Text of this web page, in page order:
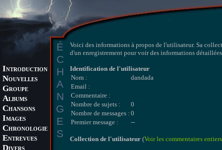
INTRODUCTION
NOUVELLES
GROUPE
ALBUMS
CHANSONS
IMAGES
CHRONOLOGIE
ENTREVUES
DIVERS
É
C
H
A
N
G
E
S
Voici des informations à propos de l'utilisateur. Sa
d'un enregistrement pour voir des informations
Identification de l'utilisateur
Nom :
dandada
Email :
Commentaire :
Nombre de sujets :
0
Nombre de messages : 0
Premier message :
--
Collection de l'utilisateur (Voir les commentaires entiers